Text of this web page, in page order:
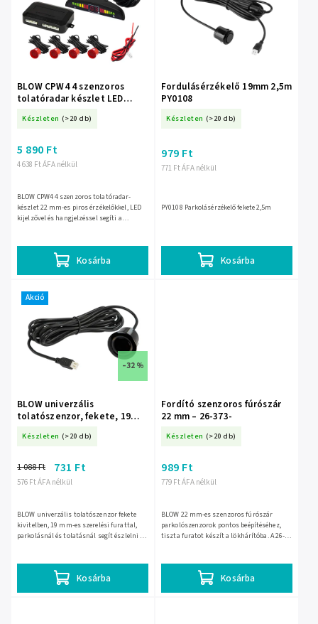
BLOW CPW4 4 szenzoros
tolatóradar készlet LED
324-
Készleten (>20 db)
4 638 Ft ÁFA nélkül
5 890 Ft
Kosárba
BLOW CPW4 4 szenzoros tolatóradar-
készlet 22 mm-es piros érzékelőkkel, LED
kijelzővel és hangjelzéssel segíti a
Fordulásérzékelő 19mm 2,5m
PY0108
Készleten (>20 db)
771 Ft ÁFA nélkül
979 Ft
Kosárba
PY0108 Parkolásérzékelő fekete 2,5m
Akció
–32 %
BLOW univerzális
tolatószenzor, fekete, 19
Készleten (>20 db)
576 Ft ÁFA nélkül
1 088 Ft 731 Ft
Kosárba
BLOW univerzális tolatószenzor fekete
kivitelben, 19 mm-es szerelési furattal,
parkolásnál és tolatásnál segít észlelni az
Fordító szenzoros fúrószár
22 mm – 26-373-
Készleten (>20 db)
779 Ft ÁFA nélkül
989 Ft
Kosárba
BLOW 22 mm-es szenzoros fúrószár
parkolószenzorok pontos beépítéséhez,
tiszta furatot készít a lökhárítóba. A 26-